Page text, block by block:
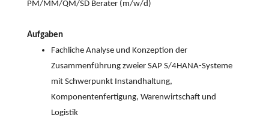
PM/MM/QM/SD Berater (m/w/d)
Aufgaben
Fachliche Analyse und Konzeption der
Zusammenführung zweier SAP S/4HANA-Systeme
mit Schwerpunkt Instandhaltung,
Komponentenfertigung, Warenwirtschaft und
Logistik